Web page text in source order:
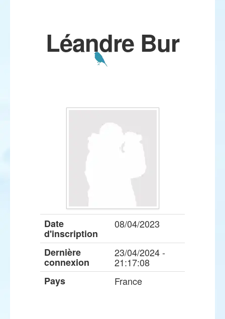
Léandre Bur
Date
d'inscription
08/04/2023
Dernière
connexion
23/04/2024 -
21:17:08
Pays
France